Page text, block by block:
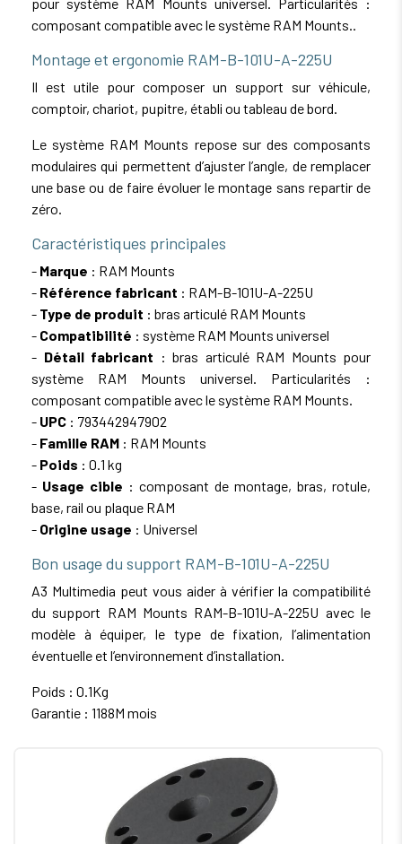
composant compatible avec le système RAM Mounts..
Montage et ergonomie RAM-B-101U-A-225U
Il est utile pour composer un support sur véhicule,
comptoir, chariot, pupitre, établi ou tableau de bord.
Le système RAM Mounts repose sur des composants
modulaires qui permettent d’ajuster l’angle, de remplacer
une base ou de faire évoluer le montage sans repartir de
zéro.
Caractéristiques principales
- Marque : RAM Mounts
- Référence fabricant : RAM-B-101U-A-225U
- Type de produit : bras articulé RAM Mounts
- Compatibilité : système RAM Mounts universel
- Détail fabricant : bras articulé RAM Mounts pour
système RAM Mounts universel. Particularités :
composant compatible avec le système RAM Mounts.
- UPC : 793442947902
- Famille RAM : RAM Mounts
- Poids : 0.1 kg
- Usage cible : composant de montage, bras, rotule,
base, rail ou plaque RAM
- Origine usage : Universel
Bon usage du support RAM-B-101U-A-225U
A3 Multimedia peut vous aider à vérifier la compatibilité
du support RAM Mounts RAM-B-101U-A-225U avec le
modèle à équiper, le type de fixation, l’alimentation
éventuelle et l’environnement d’installation.
Poids : 0.1Kg
Garantie : 1188M mois